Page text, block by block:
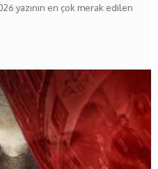
yazının en çok merak edilen